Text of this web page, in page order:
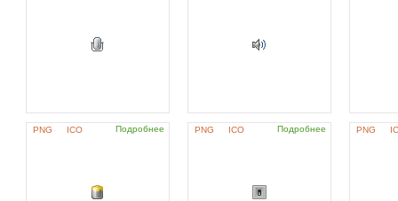
PNG ICO Подробнее PNG ICO Подробнее PNG